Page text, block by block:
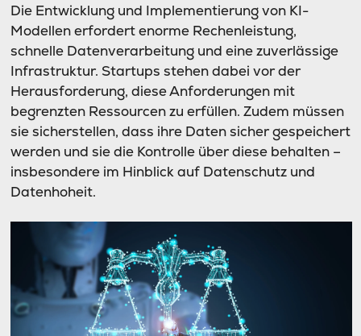
Die Entwicklung und Implementierung von KI-
Modellen erfordert enorme Rechenleistung,
schnelle Datenverarbeitung und eine zuverlässige
Infrastruktur. Startups stehen dabei vor der
Herausforderung, diese Anforderungen mit
begrenzten Ressourcen zu erfüllen. Zudem müssen
sie sicherstellen, dass ihre Daten sicher gespeichert
werden und sie die Kontrolle über diese behalten –
insbesondere im Hinblick auf Datenschutz und
Datenhoheit.